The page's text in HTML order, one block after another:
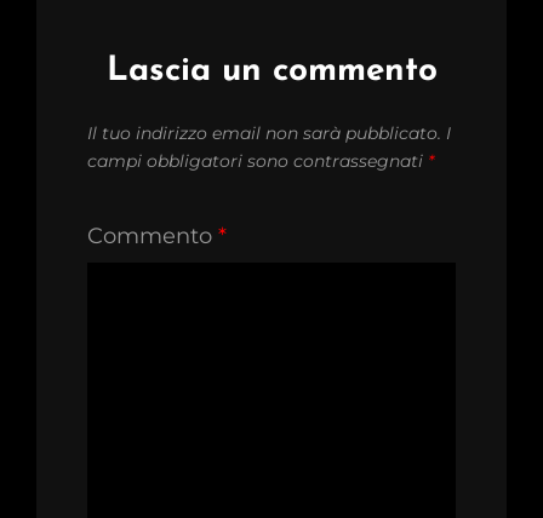
Lascia un commento
Il tuo indirizzo email non sarà pubblicato. I
campi obbligatori sono contrassegnati *
Commento *